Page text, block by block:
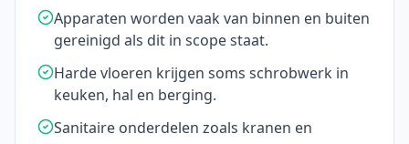
Apparaten worden vaak van binnen en buiten
gereinigd als dit in scope staat.
Harde vloeren krijgen soms schrobwerk in
keuken, hal en berging.
Sanitaire onderdelen zoals kranen en